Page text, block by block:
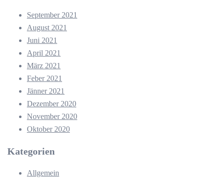
September 2021
August 2021
Juni 2021
April 2021
März 2021
Feber 2021
Jänner 2021
Dezember 2020
November 2020
Oktober 2020
Kategorien
Allgemein